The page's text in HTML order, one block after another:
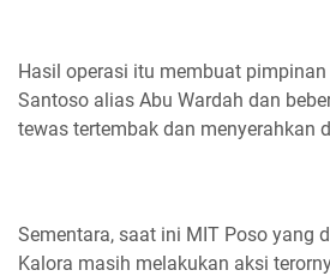
Hasil operasi itu membuat
Santoso alias Abu Wardah dan
tewas tertembak dan menyerahkan
Sementara, saat ini MIT Poso yang
Kalora masih melakukan aksi